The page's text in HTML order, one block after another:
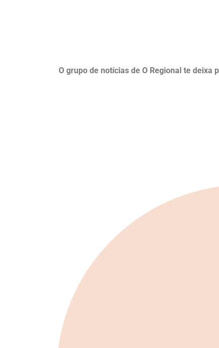
O grupo de notícias de O Regional te deixa